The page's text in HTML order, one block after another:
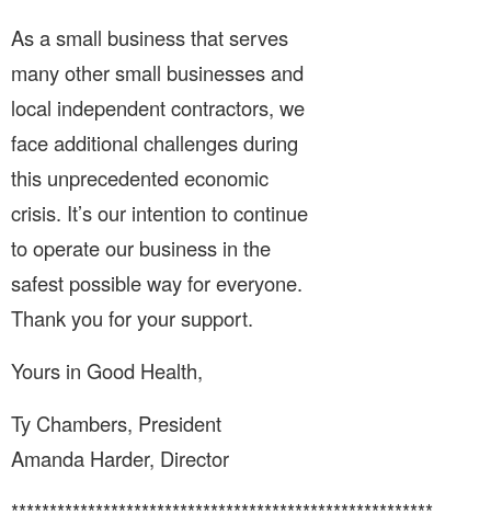
As a small business that serves
many other small businesses and
local independent contractors, we
face additional challenges during
this unprecedented economic
crisis. It’s our intention to continue
to operate our business in the
safest possible way for everyone.
Thank you for your support.
Yours in Good Health,
Ty Chambers, President
Amanda Harder, Director